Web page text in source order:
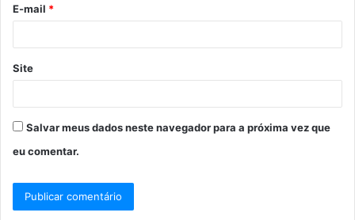
E-mail *
Site
Salvar meus dados neste navegador para a próxima vez que
eu comentar.